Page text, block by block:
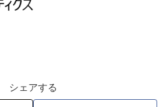
シェアする